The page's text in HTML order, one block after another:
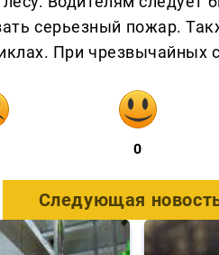
серьезный пожар.
При чрезвычайных
0
Следующая